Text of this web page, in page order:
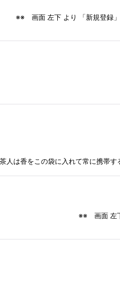
録」 あるいは 「
」も当欄にござ
香をこの袋に入れて常に携帯す
下 より 「新規